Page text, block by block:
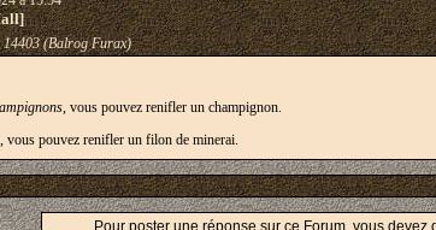
14403 (Balrog Furax)
, vous pouvez renifler un champignon.
, vous pouvez renifler un filon de minerai.
Pour poster une réponse sur ce Forum, vous devez